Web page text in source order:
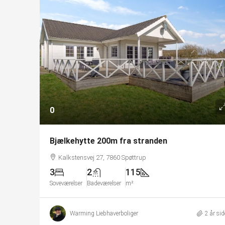
0
Bjælkehytte 200m fra stranden
Kalkstensvej 27, 7860 Spøttrup
3
Soveværelser
2
Badeværelser
115
m²
Warming Liebhaverboliger 2 år